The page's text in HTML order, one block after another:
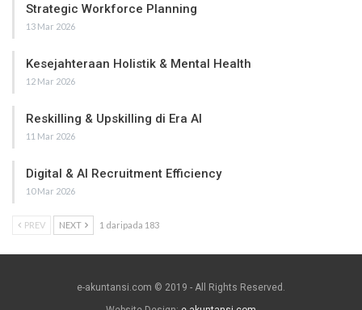
Strategic Workforce Planning
13 Mar 2026
Kesejahteraan Holistik & Mental Health
12 Mar 2026
Reskilling & Upskilling di Era AI
11 Mar 2026
Digital & AI Recruitment Efficiency
10 Mar 2026
PREV NEXT 1 daripada 183
e-akuntansi.com © 2019 - All Rights Reserved.